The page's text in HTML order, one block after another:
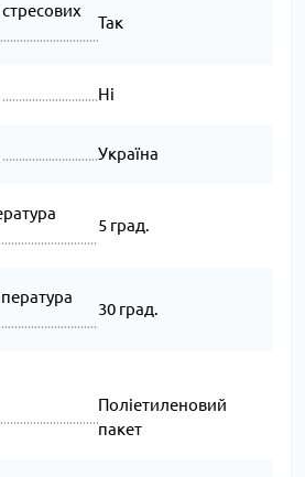
Так
Ні
Україна
5 град.
30 град.
Поліетиленовий
пакет